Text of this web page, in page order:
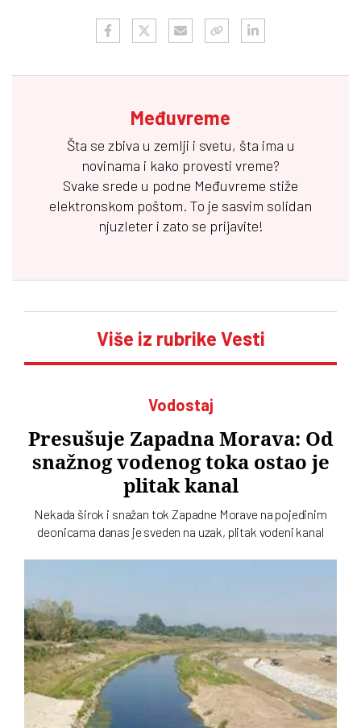
Međuvreme
Šta se zbiva u zemlji i svetu, šta ima u
novinama i kako provesti vreme?
Svake srede u podne Međuvreme stiže
elektronskom poštom. To je sasvim solidan
njuzleter i zato se prijavite!
Više iz rubrike Vesti
Vodostaj
Presušuje Zapadna Morava: Od
snažnog vodenog toka ostao je
plitak kanal
Nekada širok i snažan tok Zapadne Morave na pojedinim
deonicama danas je sveden na uzak, plitak vodeni kanal